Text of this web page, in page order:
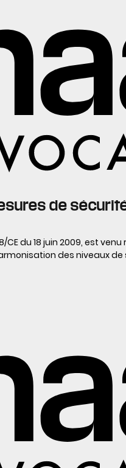
de
du 18 juin 2009, est venu
des niveaux de